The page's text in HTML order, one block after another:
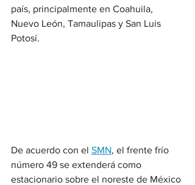
país, principalmente en Coahuila,
Nuevo León, Tamaulipas y San Luis
Potosí.
De acuerdo con el SMN, el frente frío
número 49 se extenderá como
estacionario sobre el noreste de México